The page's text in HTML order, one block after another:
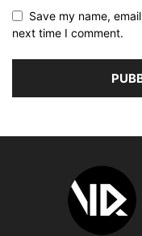
Save my name,
next time I comment.